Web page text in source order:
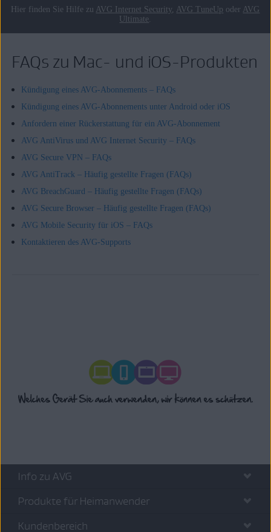
Hier finden Sie Hilfe zu AVG Internet Security, AVG TuneUp oder AVG
Ultimate.
FAQs zu Mac- und iOS-Produkten
Kündigung eines AVG-Abonnements – FAQs
Kündigung eines AVG-Abonnements unter Android oder iOS
Anfordern einer Rückerstattung für ein AVG-Abonnement
AVG AntiVirus und AVG Internet Security – FAQs
AVG Secure VPN – FAQs
AVG AntiTrack – Häufig gestellte Fragen (FAQs)
AVG BreachGuard – Häufig gestellte Fragen (FAQs)
AVG Secure Browser – Häufig gestellte Fragen (FAQs)
AVG Mobile Security für iOS – FAQs
Kontaktieren des AVG-Supports
Info zu AVG
Produkte für Heimanwender
Kundenbereich